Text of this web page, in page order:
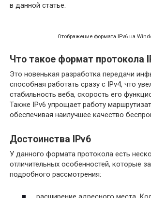
в данной статье.
Отображение формата IPv6 на
Что такое формат протокола
Это новенькая разработка передачи
способная работать сразу с IPv4, что
стабильность веба, скорость его
Также IPv6 упрощает работу
обеспечивая наилучшее качество
Достоинства IPv6
У данного формата протокола есть
отличительных особенностей, которые
подробного рассмотрения: